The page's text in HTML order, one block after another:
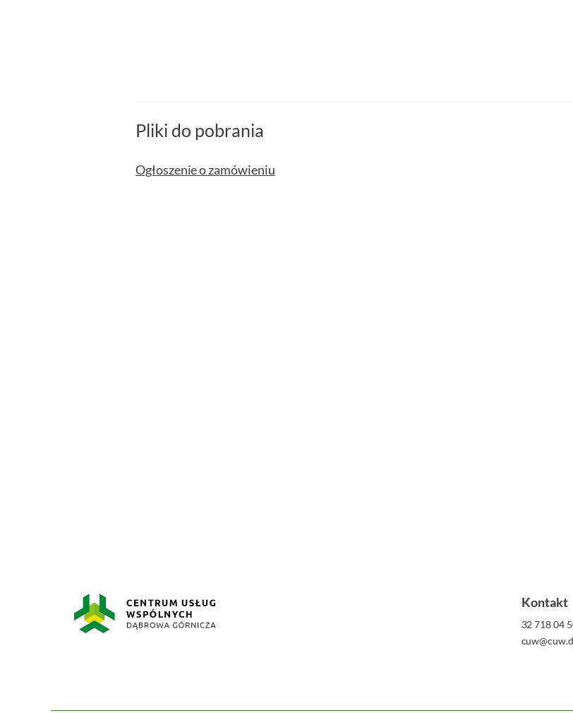
Pliki do pobrania
Ogłoszenie o zamówieniu
Kontakt
32 718 04